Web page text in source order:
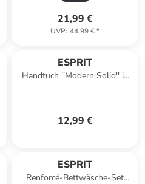
21,99 €
UVP: 44,99 €*
ESPRIT
Handtuch ''Modern Solid'' in
12,99 €
ESPRIT
Renforcé-Bettwäsche-Set